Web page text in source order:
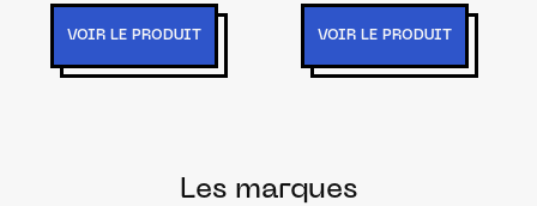
female
VOIR LE PRODUIT VOIR LE PRODUIT
Les marques